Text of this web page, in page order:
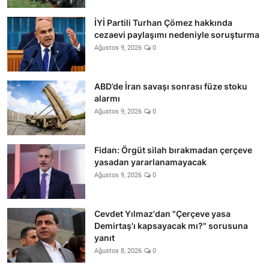
İYİ Partili Turhan Çömez hakkında
cezaevi paylaşımı nedeniyle soruşturma
Ağustos 9, 2026 0
ABD’de İran savaşı sonrası füze stoku
alarmı
Ağustos 9, 2026 0
Fidan: Örgüt silah bırakmadan çerçeve
yasadan yararlanamayacak
Ağustos 9, 2026 0
Cevdet Yılmaz'dan "Çerçeve yasa
Demirtaş'ı kapsayacak mı?" sorusuna
yanıt
Ağustos 8, 2026 0